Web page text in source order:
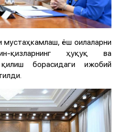
мустаҳкамлаш, ёш оилаларни
қизларнинг ҳуқуқ ва
борасидаги ижобий